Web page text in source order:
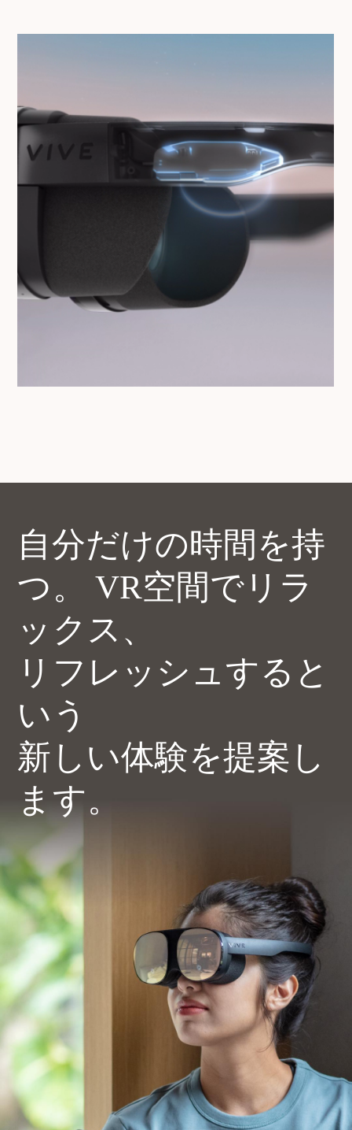
自分だけの時間を持
つ。
VR空間でリラ
ックス、
リフレッシュすると
いう
新しい体験を提案し
ます。